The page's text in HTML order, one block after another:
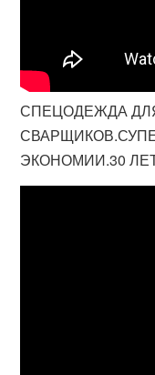
СПЕЦОДЕЖДА
ЭКОНОМИИ.30